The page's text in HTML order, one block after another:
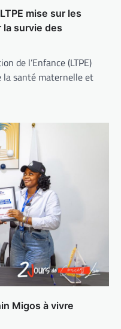
mise sur les
la survie des
de l’Enfance (LTPE)
la santé maternelle et
Migos à vivre